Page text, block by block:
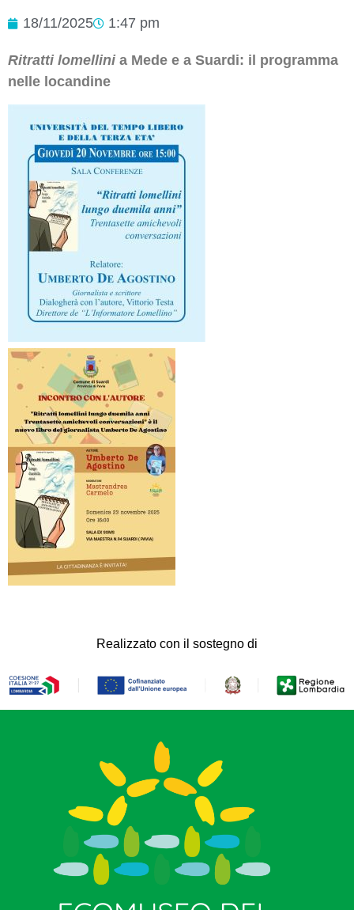
18/11/2025 1:47 pm
Ritratti lomellinia Mede e a Suardi: il programma
nelle locandine
Realizzato con il sostegno di